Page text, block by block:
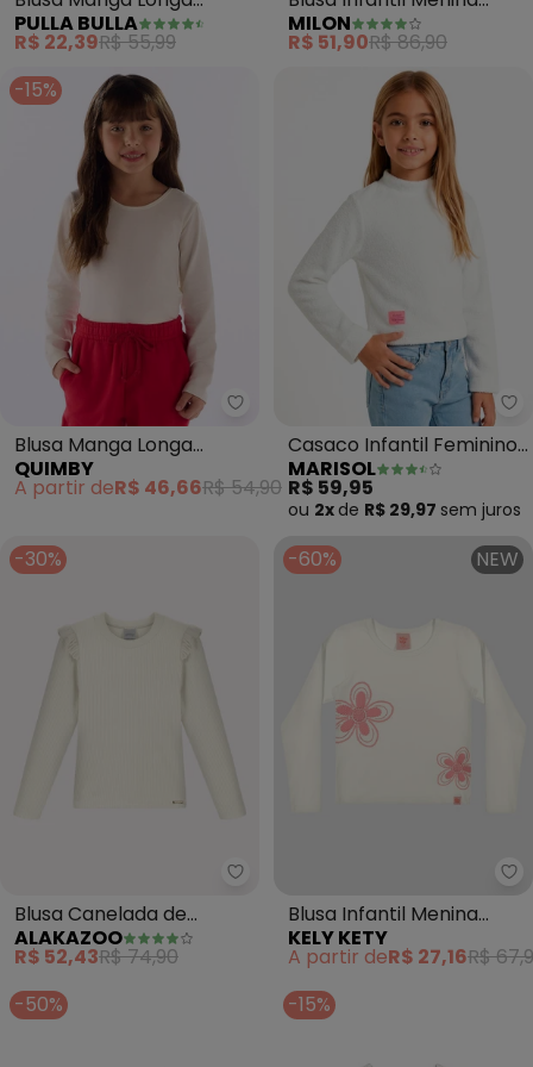
Menina (Branco)
PULLA BULLA
R$ 22,39R$ 55,99
Cisne (Branco)
MILON
R$ 51,90R$ 86,90
-15%
Quimby - Blusa Manga Longa
Blusa Manga Longa
Infantil em Cotton
Branco
QUIMBY
A partir deR$ 46,66R$ 54,90
Casaco Infantil Feminino
(Cinza)
MARISOL
R$ 59,95
ou 2x de R$ 29,97 sem juros
-30%
Alakazoo - Blusa Canelada de
Blusa Canelada de
Mangas Longas Menina
(Branco)
ALAKAZOO
R$ 52,43R$ 74,90
-60% NEW
Blusa Infantil Menina
Manga Longa com
Estampa Flor (Branco)
KELY KETY
A partir deR$ 27,16R$
-50%
-15%